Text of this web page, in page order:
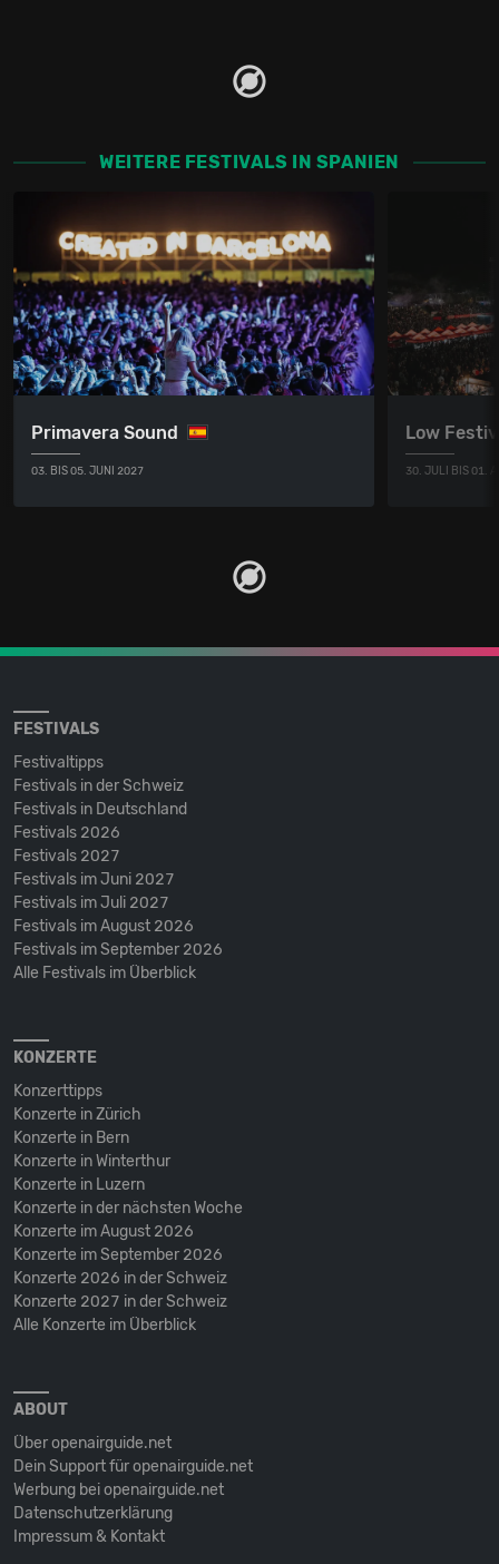
WEITERE FESTIVALS IN SPANIEN
Primavera Sound
03. BIS 05. JUNI 2027
Low
30. JULI BIS 01.
FESTIVALS
Festivaltipps
Festivals in der Schweiz
Festivals in Deutschland
Festivals 2026
Festivals 2027
Festivals im Juni 2027
Festivals im Juli 2027
Festivals im August 2026
Festivals im September 2026
Alle Festivals im Überblick
KONZERTE
Konzerttipps
Konzerte in Zürich
Konzerte in Bern
Konzerte in Winterthur
Konzerte in Luzern
Konzerte in der nächsten Woche
Konzerte im August 2026
Konzerte im September 2026
Konzerte 2026 in der Schweiz
Konzerte 2027 in der Schweiz
Alle Konzerte im Überblick
ABOUT
Über openairguide.net
Dein Support für openairguide.net
Werbung bei openairguide.net
Datenschutz­erklärung
Impressum & Kontakt